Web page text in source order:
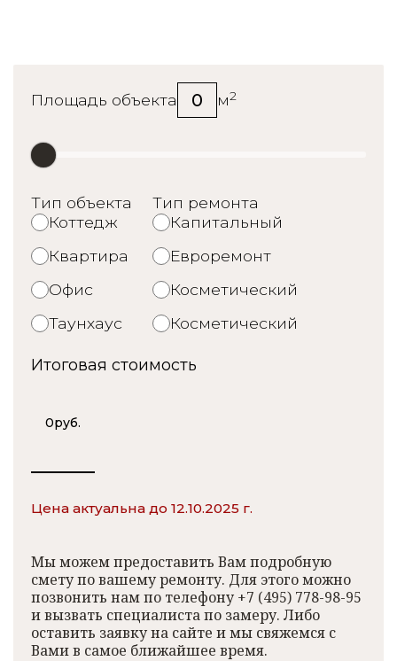
Площадь объекта 0 м2
Тип объекта
Коттедж
Квартира
Офис
Таунхаус
Тип ремонта
Капитальный
Евроремонт
Косметический
Косметический
Итоговая стоимость
0руб.
Цена актуальна до 12.10.2025 г.
Мы можем предоставить Вам подробную
смету по вашему ремонту. Для этого можно
позвонить нам по телефону +7 (495) 778-98-95
и вызвать специалиста по замеру. Либо
оставить заявку на сайте и мы свяжемся с
Вами в самое ближайшее время.